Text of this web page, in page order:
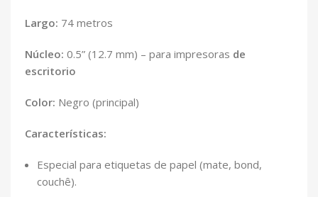
Largo: 74 metros
Núcleo: 0.5” (12.7 mm) – para impresoras de
escritorio
Color: Negro (principal)
Características:
Especial para etiquetas de papel (mate, bond,
couchê).